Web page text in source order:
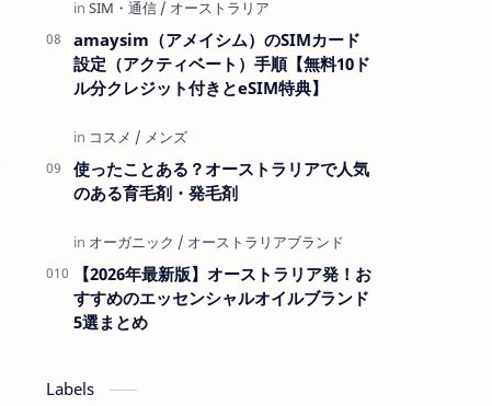
amaysim（アメイシム）のSIMカード
設定（アクティベート）手順【無料10ド
ル分クレジット付きとeSIM特典】
使ったことある？オーストラリアで人気
のある育毛剤・発毛剤
【2026年最新版】オーストラリア発！お
すすめのエッセンシャルオイルブランド
5選まとめ
Labels